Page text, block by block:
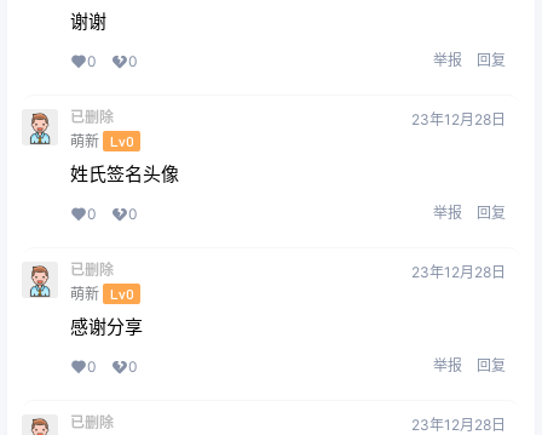
谢谢
0 0 举报 回复
已删除
萌新 Lv0
23年12月28日
姓氏签名头像
0 0 举报 回复
已删除
萌新 Lv0
23年12月28日
感谢分享
0 0 举报 回复
已删除
23年12月28日